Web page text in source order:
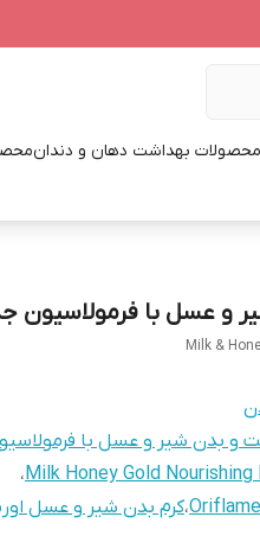
محصولات بهداشت دهان و دندان
و عسل با فرمولاسیون
Milk &
و بدن شیر و عسل با
Milk Honey Gold Nourishing،
،کرم بدن شیر و عسل